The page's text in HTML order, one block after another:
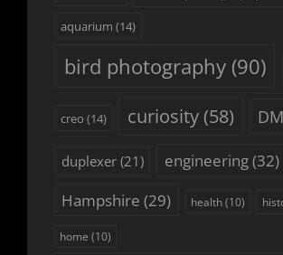
aquarium (14)
bird photography(90)
creo (14) curiosity(58)
duplexer(21) engineering(32)
Hampshire (29) health(10)
home (10)